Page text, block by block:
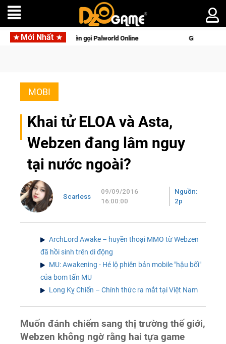
Mới Nhất
di động với tên gọi Palworld Online Gia Nhập Closed
MOBI
Khai tử ELOA và Asta,
Webzen đang lâm nguy
tại nước ngoài?
Scarless
09/09/2016
16:00:00
Nguồn:
2p
ArchLord Awake – huyền thoại MMO từ Webzen
đã hồi sinh trên di động
MU: Awakening - Hé lộ phiên bản mobile "hậu bối"
của bom tấn MU
Long Kỵ Chiến – Chính thức ra mắt tại Việt Nam
Muốn đánh chiếm sang thị trường thế giới,
Webzen không ngờ rằng hai tựa game